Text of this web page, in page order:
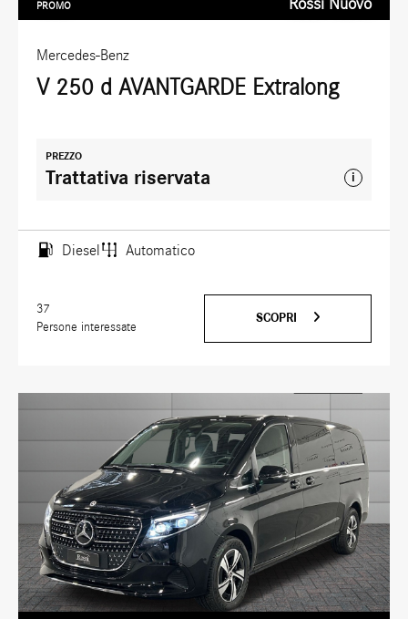
Mercedes-Benz
V 250 d AVANTGARDE Extralong
PROMO Rossi Nuovo
PREZZO
Trattativa riservata i
Diesel Automatico
37
Persone interessate
SCOPRI